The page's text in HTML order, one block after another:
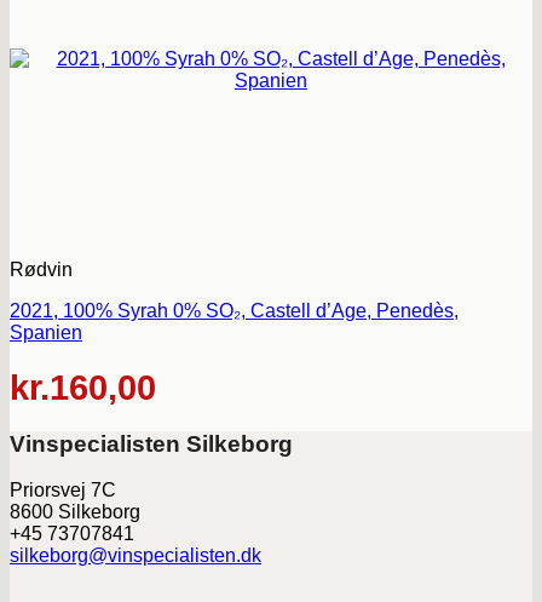
Rødvin
2021, 100% Syrah 0% SO₂, Castell d’Age, Penedès,
Spanien
kr.160,00
Vinspecialisten Silkeborg
Priorsvej 7C
8600 Silkeborg
+45 73707841
silkeborg@vinspecialisten.dk